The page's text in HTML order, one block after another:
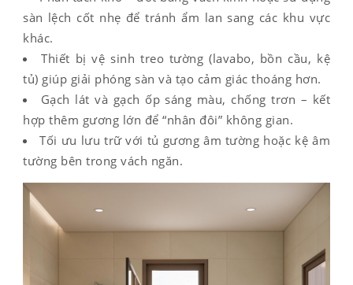
sàn lệch cốt nhẹ để tránh ẩm lan sang các khu vực
khác.
Thiết bị vệ sinh treo tường (lavabo, bồn cầu, kệ
tủ) giúp giải phóng sàn và tạo cảm giác thoáng hơn.
Gạch lát và gạch ốp sáng màu, chống trơn – kết
hợp thêm gương lớn để “nhân đôi” không gian.
Tối ưu lưu trữ với tủ gương âm tường hoặc kệ âm
tường bên trong vách ngăn.